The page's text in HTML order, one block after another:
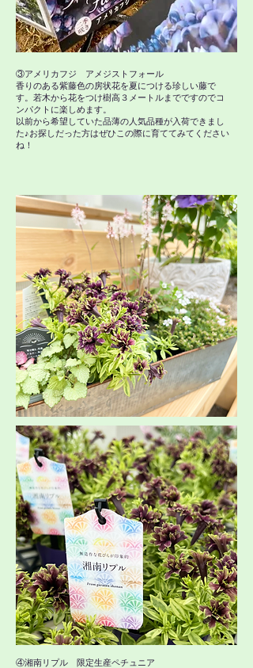
③アメリカフジ アメジストフォール
香りのある紫藤色の房状花を夏につける珍しい藤で
す。若木から花をつけ樹高３メートルまでですのでコ
ンパクトに楽しめます。
​以前から希望していた品薄の人気品種が入荷できまし
た♪お探しだった方はぜひこの際に育ててみてください
ね！
​④湘南リプル 限定生産ペチュニア